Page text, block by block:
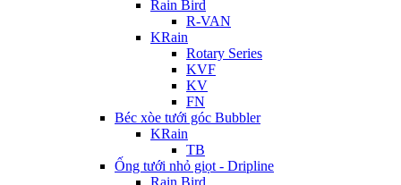
Rain Bird
R-VAN
KRain
Rotary Series
KVF
KV
FN
Béc xòe tưới góc Bubbler
KRain
TB
Ống tưới nhỏ giọt - Dripline
Rain Bird